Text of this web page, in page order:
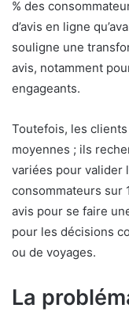
% des
d’avis en ligne
souligne une
avis, notamment
engageants.
Toutefois, les
moyennes ; ils
variées pour valider
consommateurs sur
avis pour se faire
pour les décisions
ou de voyages.
La